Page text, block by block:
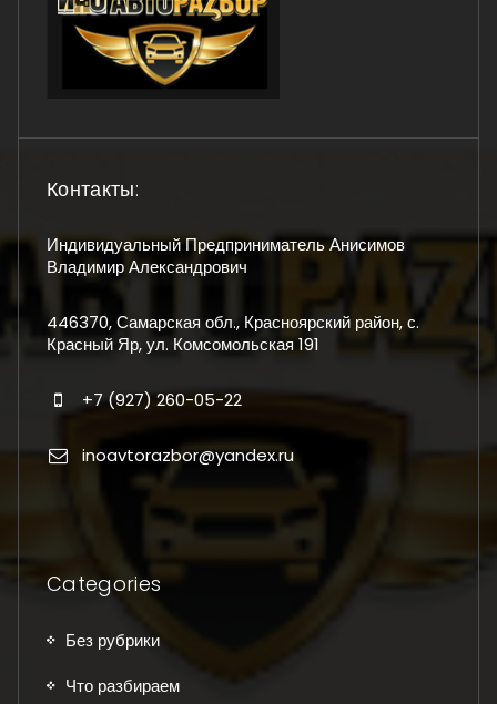
Контакты:
Индивидуальный Предприниматель Анисимов
Владимир Александрович
446370, Самарская обл., Красноярский район, с.
Красный Яр, ул. Комсомольская 191
+7 (927) 260-05-22
inoavtorazbor@yandex.ru
Categories
Без рубрики
Что разбираем